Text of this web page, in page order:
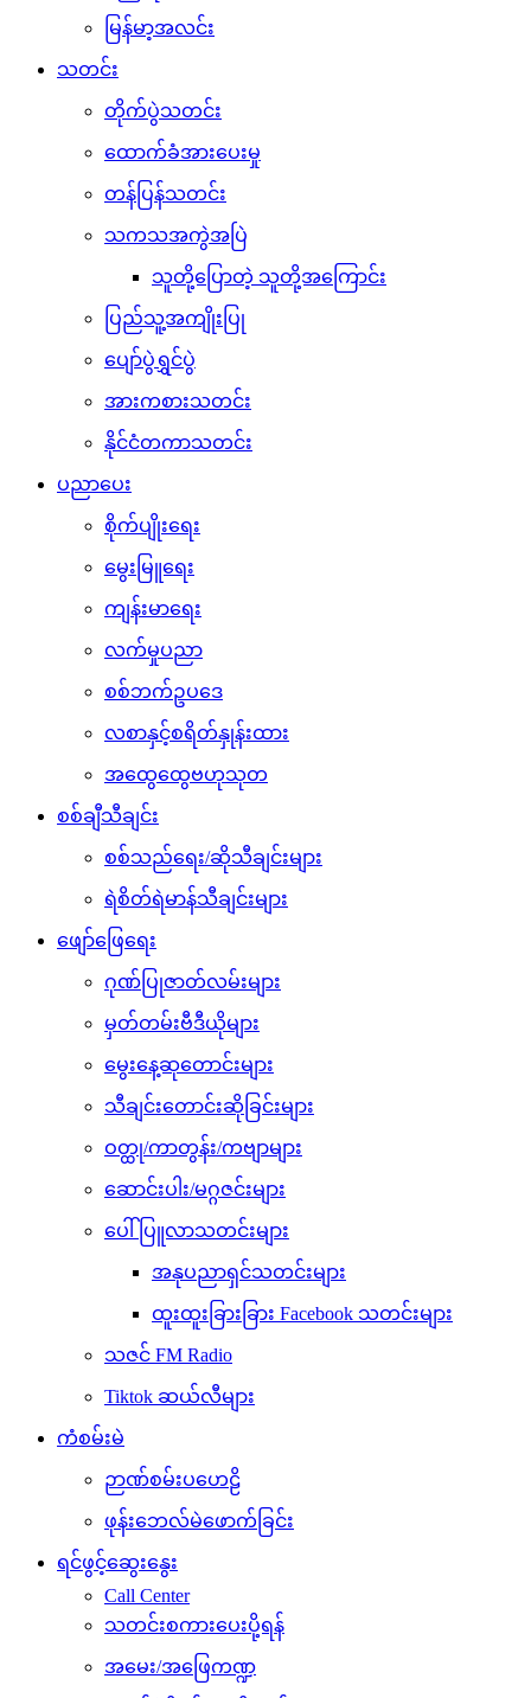
မြန်မာ့အလင်း
သတင်း
တိုက်ပွဲသတင်း
ထောက်ခံအားပေးမှု
တန်ပြန်သတင်း
သကသအကွဲအပြဲ
သူတို့ပြောတဲ့ သူတို့အကြောင်း
ပြည်သူ့အကျိုးပြု
ပျော်ပွဲရွှင်ပွဲ
အားကစားသတင်း
နိုင်ငံတကာသတင်း
ပညာပေး
စိုက်ပျိုးရေး
မွေးမြူရေး
ကျန်းမာရေး
လက်မှုပညာ
စစ်ဘက်ဥပဒေ
လစာနှင့်စရိတ်နှုန်းထား
အထွေထွေဗဟုသုတ
စစ်ချီသီချင်း
စစ်သည်ရေး/ဆိုသီချင်းများ
ရဲစိတ်ရဲမာန်သီချင်းများ
ဖျော်ဖြေရေး
ဂုဏ်ပြုဇာတ်လမ်းများ
မှတ်တမ်းဗီဒီယိုများ
မွေးနေ့ဆုတောင်းများ
သီချင်းတောင်းဆိုခြင်းများ
ဝတ္ထု/ကာတွန်း/ကဗျာများ
ဆောင်းပါး/မဂ္ဂဇင်းများ
ပေါ်ပြူလာသတင်းများ
အနုပညာရှင်သတင်းများ
ထူးထူးခြားခြား Facebook သတင်းများ
သဇင် FM Radio
Tiktok ဆယ်လီများ
ကံစမ်းမဲ
ဉာဏ်စမ်းပဟေဠိ
ဖုန်းဘေလ်မဲဖောက်ခြင်း
ရင်ဖွင့်ဆွေးနွေး
Call Center
သတင်းစကားပေးပို့ရန်
အမေး/အဖြေကဏ္ဍ